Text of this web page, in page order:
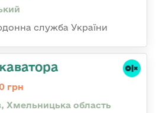
служба України
грн
Хмельницька область